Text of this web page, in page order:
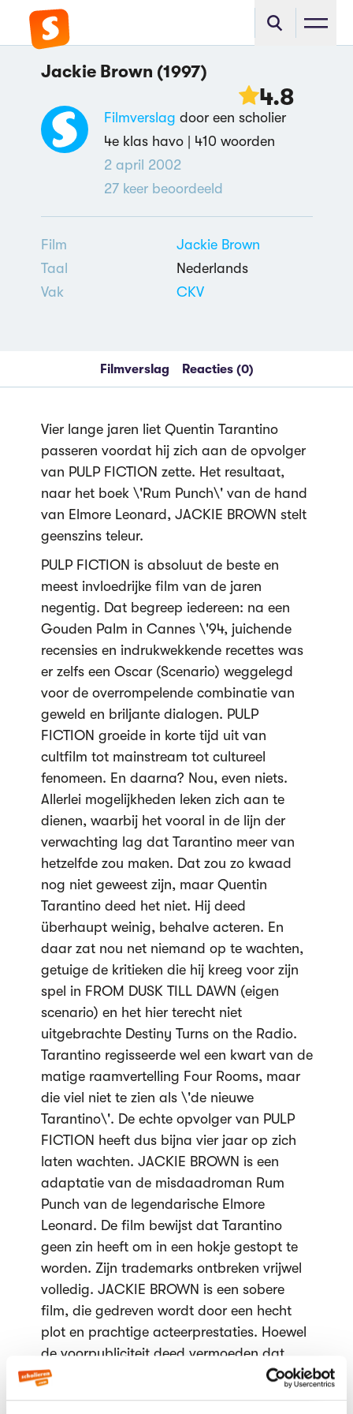
Jackie Brown (1997)
4.8
Filmverslag door een scholier
4e klas havo | 410 woorden
2 april 2002
27keer beoordeeld
Film
Jackie Brown
Taal
Nederlands
Vak
CKV
Filmverslag Reacties (0)
Vier lange jaren liet Quentin Tarantino
passeren voordat hij zich aan de opvolger
van PULP FICTION zette. Het resultaat,
naar het boek \'Rum Punch\' van de hand
van Elmore Leonard, JACKIE BROWN stelt
geenszins teleur.
PULP FICTION is absoluut de beste en
meest invloedrijke film van de jaren
negentig. Dat begreep iedereen: na een
Gouden Palm in Cannes \'94, juichende
recensies en indrukwekkende recettes was
er zelfs een Oscar (Scenario) weggelegd
voor de overrompelende combinatie van
geweld en briljante dialogen. PULP
FICTION groeide in korte tijd uit van
cultfilm tot mainstream tot cultureel
fenomeen. En daarna? Nou, even niets.
Allerlei mogelijkheden leken zich aan te
dienen, waarbij het vooral in de lijn der
verwachting lag dat Tarantino meer van
hetzelfde zou maken. Dat zou zo kwaad
nog niet geweest zijn, maar Quentin
Tarantino deed het niet. Hij deed
überhaupt weinig, behalve acteren. En
daar zat nou net niemand op te wachten,
getuige de kritieken die hij kreeg voor zijn
spel in FROM DUSK TILL DAWN (eigen
scenario) en het hier terecht niet
uitgebrachte Destiny Turns on the Radio.
Tarantino regisseerde wel een kwart van de
matige raamvertelling Four Rooms, maar
die viel niet te zien als \'de nieuwe
Tarantino\'. De echte opvolger van PULP
FICTION heeft dus bijna vier jaar op zich
laten wachten. JACKIE BROWN is een
adaptatie van de misdaadroman Rum
Punch van de legendarische Elmore
Leonard. De film bewijst dat Tarantino
geen zin heeft om in een hokje gestopt te
worden. Zijn trademarks ontbreken vrijwel
volledig. JACKIE BROWN is een sobere
film, die gedreven wordt door een hecht
plot en prachtige acteerprestaties. Hoewel
de voorpubliciteit deed vermoeden dat
Tarantino het boek volledig naar zijn hand
had gezet, doen plot en uitkomst sterk